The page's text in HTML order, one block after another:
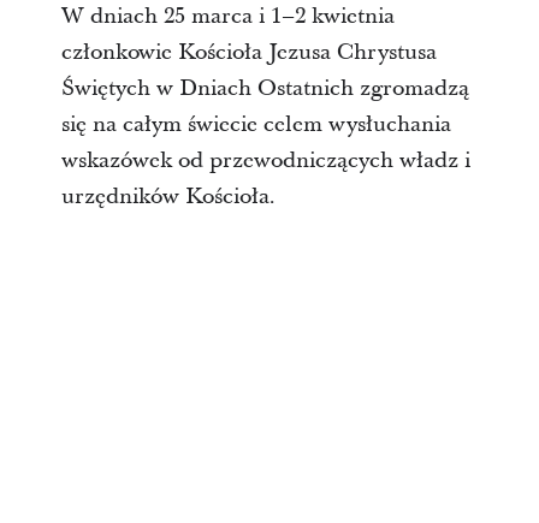
W dniach 25 marca i 1–2 kwietnia
członkowie Kościoła Jezusa Chrystusa
Świętych w Dniach Ostatnich zgromadzą
się na całym świecie celem wysłuchania
wskazówek od przewodniczących władz i
urzędników Kościoła.